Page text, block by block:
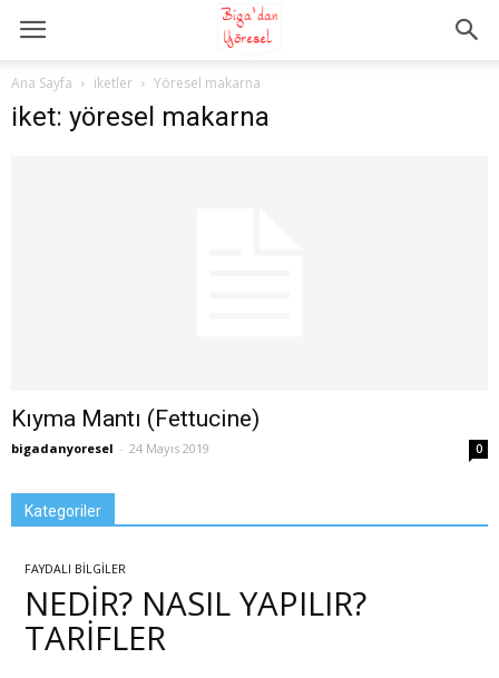
Ana Sayfa iketler Yöresel makarna
iket: yöresel makarna
Kıyma Mantı (Fettucine)
bigadanyoresel - 24 Mayıs 2019 0
Kategoriler
FAYDALI BİLGİLER
NEDİR? NASIL YAPILIR?
TARİFLER